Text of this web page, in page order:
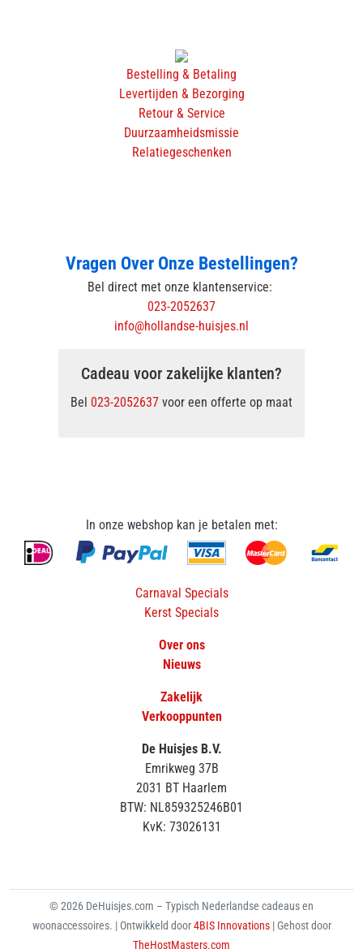
Bestelling & Betaling
Levertijden & Bezorging
Retour & Service
Duurzaamheidsmissie
Relatiegeschenken
Vragen Over Onze Bestellingen?
Bel direct met onze klantenservice:
023-2052637
info@hollandse-huisjes.nl
Cadeau voor zakelijke klanten?
Bel 023-2052637 voor een offerte op maat
In onze webshop kan je betalen met:
Carnaval Specials
Kerst Specials
Over ons
Nieuws
Zakelijk
Verkooppunten
De Huisjes B.V.
Emrikweg 37B
2031 BT Haarlem
BTW: NL859325246B01
KvK: 73026131
© 2026 DeHuisjes.com – Typisch Nederlandse cadeaus en
woonaccessoires. | Ontwikkeld door4BIS Innovations | Gehost door
TheHostMasters.com